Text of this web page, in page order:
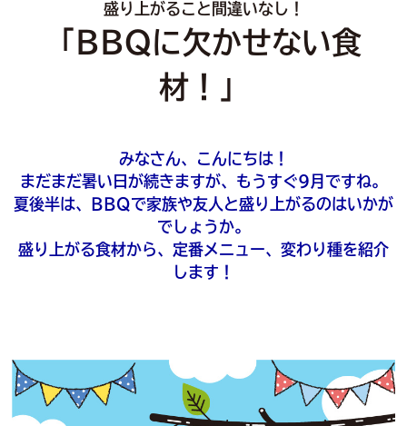
盛り上がること間違いなし！
「BBQに欠かせない食
材！」
みなさん、こんにちは！
まだまだ暑い日が続きますが、もうすぐ9月ですね。
夏後半は、BBQで家族や友人と盛り上がるのはいかが
でしょうか。
盛り上がる食材から、定番メニュー、変わり種を紹介
します！